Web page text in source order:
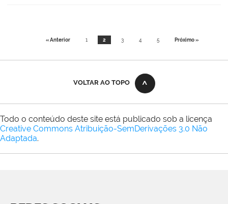
« Anterior 1 2 3 4 5 Próximo »
VOLTAR AO TOPO
Todo o conteúdo deste site está publicado sob a licença
Creative Commons Atribuição-SemDerivações 3.0 Não
Adaptada.